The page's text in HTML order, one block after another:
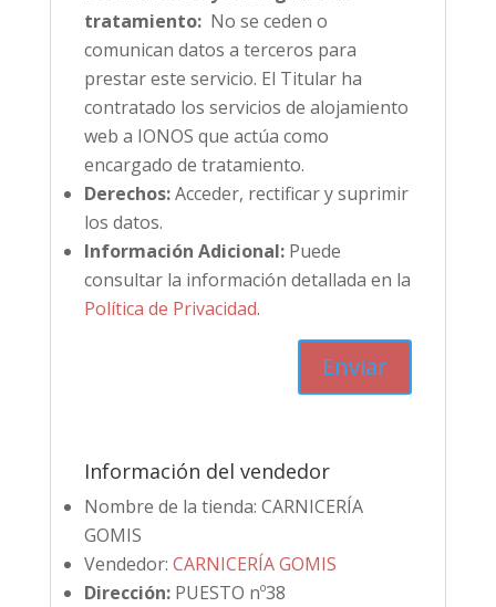
tratamiento:No se ceden o
comunican datos a terceros para
prestar este servicio. El Titular ha
contratado los servicios de alojamiento
web a IONOS que actúa como
encargado de tratamiento.
Derechos:Acceder, rectificar y suprimir
los datos.
Información Adicional:Puede
consultar la información detallada en la
Política de Privacidad.
Información del vendedor
Nombre de la tienda: CARNICERÍA
GOMIS
Vendedor: CARNICERÍA GOMIS
Dirección: PUESTO nº38